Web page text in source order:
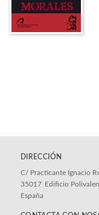
DIRECCIÓN
C/ Practicante Ignacio
35017 Edificio
España